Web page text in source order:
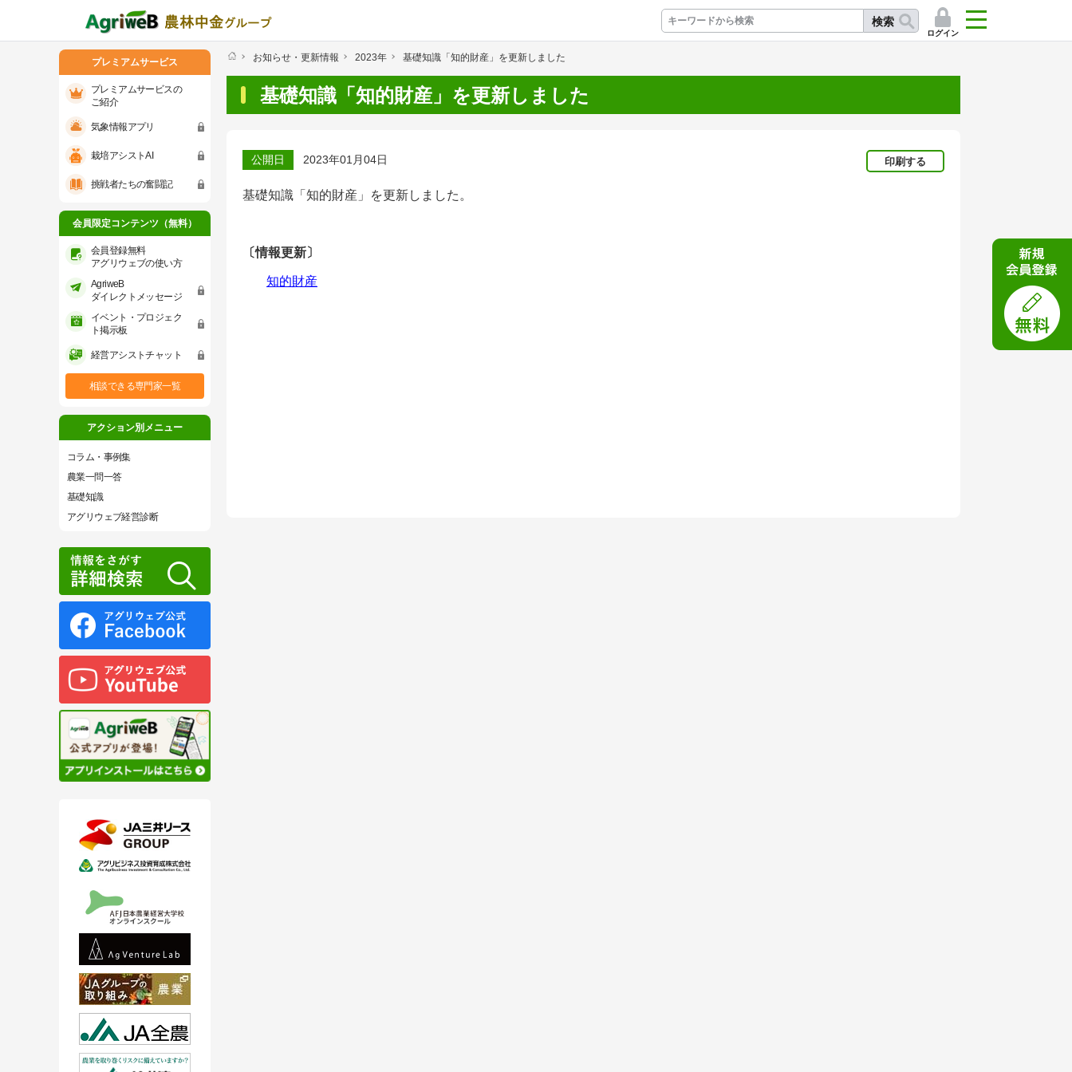
検索
ログイン
プレミアムサービス
プレミアムサービスのご紹介
会員限定コンテンツ（無料）
会員登録無料 アグリウェブの使い方
AgriweBダイレクトメッセージ
イベント・プロジェクト掲示板
経営アシストチャット
お知らせ・更新情報 2023年 基礎知識「知的財産」を更新しました
基礎知識「知的財産」を更新しました
公開日 2023年01月04日 印刷する
基礎知識「知的財産」を更新しました。
〔情報更新〕
知的財産
プレミアムサービス
プレミアムサービスの
ご紹介
気象情報アプリ
栽培アシストAI
挑戦者たちの奮闘記
会員限定コンテンツ（無料）
会員登録無料
アグリウェブの使い方
AgriweB
ダイレクトメッセージ
イベント・プロジェク
ト掲示板
経営アシストチャット
相談できる専門家一覧
アクション別メニュー
コラム・事例集
農業一問一答
基礎知識
アグリウェブ経営診断